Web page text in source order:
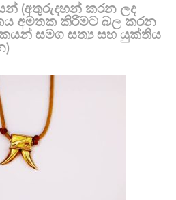
(අතුරුදහන් කරන ලද
අමතක කිරීමට බල කරන
සමග සත්‍ය සහ යුක්තිය